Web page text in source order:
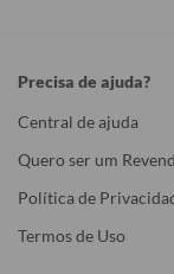
Precisa de ajuda?
Central de ajuda
Quero ser um
Política de
Termos de Uso